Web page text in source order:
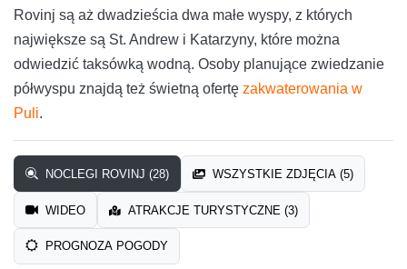
Rovinj są aż dwadzieścia dwa małe wyspy, z których
największe są St. Andrew i Katarzyny, które można
odwiedzić taksówką wodną. Osoby planujące zwiedzanie
półwyspu znajdą też świetną ofertę zakwaterowania w
Puli.
NOCLEGI ROVINJ (28) WSZYSTKIE ZDJĘCIA (5)
WIDEO ATRAKCJE TURYSTYCZNE (3)
PROGNOZA POGODY